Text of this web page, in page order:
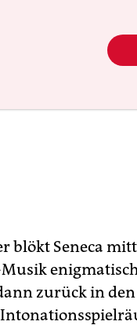
blökt Seneca
Musik
zurück in